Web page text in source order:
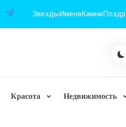
ЗвездыИменаКамни
Красота Недвижимость